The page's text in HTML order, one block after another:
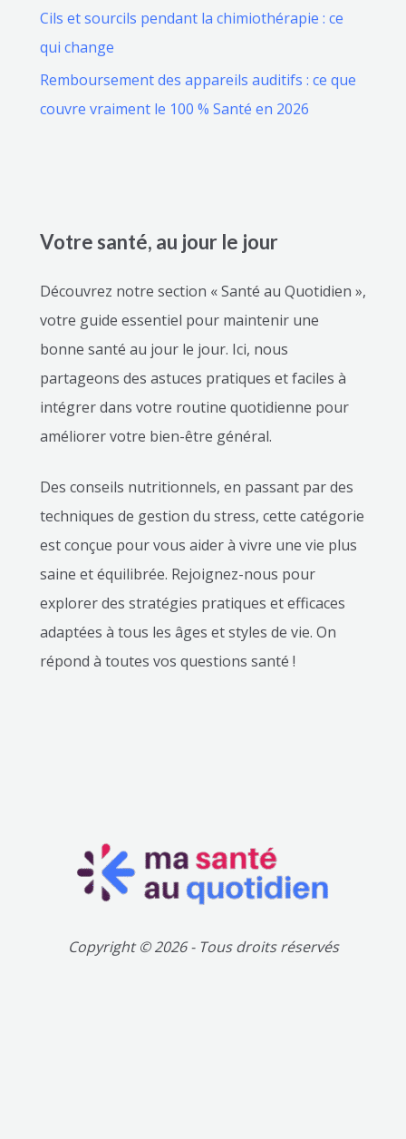
Cils et sourcils pendant la chimiothérapie : ce
qui change
Remboursement des appareils auditifs : ce que
couvre vraiment le 100 % Santé en 2026
Votre santé, au jour le jour
Découvrez notre section « Santé au Quotidien »,
votre guide essentiel pour maintenir une
bonne santé au jour le jour. Ici, nous
partageons des astuces pratiques et faciles à
intégrer dans votre routine quotidienne pour
améliorer votre bien-être général.
Des conseils nutritionnels, en passant par des
techniques de gestion du stress, cette catégorie
est conçue pour vous aider à vivre une vie plus
saine et équilibrée. Rejoignez-nous pour
explorer des stratégies pratiques et efficaces
adaptées à tous les âges et styles de vie. On
répond à toutes vos questions santé !
Copyright © 2026 - Tous droits réservés